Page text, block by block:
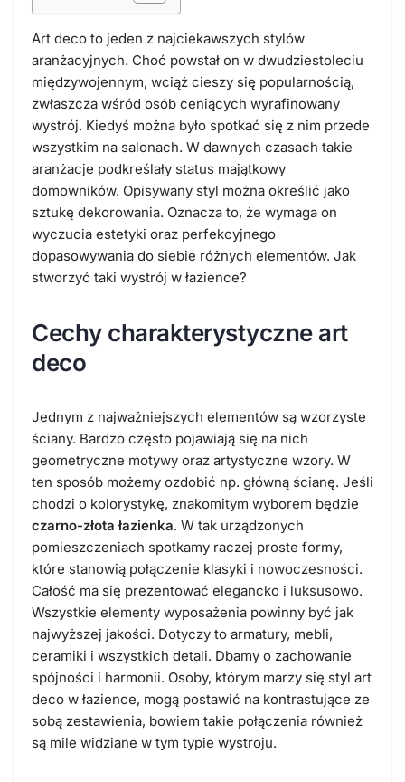
Art deco to jeden z najciekawszych stylów
aranżacyjnych. Choć powstał on w dwudziestoleciu
międzywojennym, wciąż cieszy się popularnością,
zwłaszcza wśród osób ceniących wyrafinowany
wystrój. Kiedyś można było spotkać się z nim przede
wszystkim na salonach. W dawnych czasach takie
aranżacje podkreślały status majątkowy
domowników. Opisywany styl można określić jako
sztukę dekorowania. Oznacza to, że wymaga on
wyczucia estetyki oraz perfekcyjnego
dopasowywania do siebie różnych elementów. Jak
stworzyć taki wystrój w łazience?
Cechy charakterystyczne art
deco
Jednym z najważniejszych elementów są wzorzyste
ściany. Bardzo często pojawiają się na nich
geometryczne motywy oraz artystyczne wzory. W
ten sposób możemy ozdobić np. główną ścianę. Jeśli
chodzi o kolorystykę, znakomitym wyborem będzie
czarno-złota łazienka. W tak urządzonych
pomieszczeniach spotkamy raczej proste formy,
które stanowią połączenie klasyki i nowoczesności.
Całość ma się prezentować elegancko i luksusowo.
Wszystkie elementy wyposażenia powinny być jak
najwyższej jakości. Dotyczy to armatury, mebli,
ceramiki i wszystkich detali. Dbamy o zachowanie
spójności i harmonii. Osoby, którym marzy się styl art
deco w łazience, mogą postawić na kontrastujące ze
sobą zestawienia, bowiem takie połączenia również
są mile widziane w tym typie wystroju.